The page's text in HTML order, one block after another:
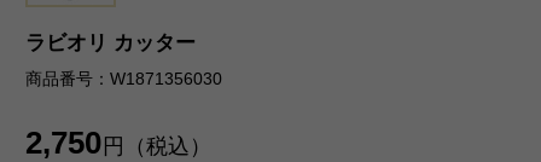
ラビオリ カッター
商品番号：W1871356030
2,750 円（税込）